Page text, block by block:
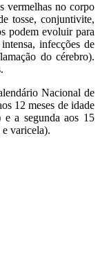
vermelhas no corpo
tosse, conjuntivite,
podem evoluir para
infecções de
do cérebro).
Nacional de
12 meses de idade
a segunda aos 15
varicela).